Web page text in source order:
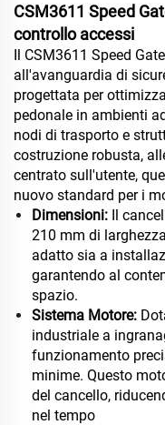
CSM3611 Speed
controllo accessi
Il CSM3611 Speed
all'avanguardia di
progettata per
pedonale in ambienti
nodi di trasporto e
costruzione robusta,
centrato sull'utente,
nuovo standard per i
Dimensioni: Il
210 mm di
adatto sia a
garantendo al
spazio.
Sistema Motore:
industriale a
funzionamento
minime. Questo
del cancello,
nel tempo